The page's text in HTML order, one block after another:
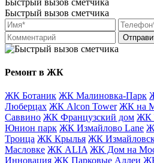
Быстрый вызов сметчика
Ремонт в ЖК
ЖК Ботаник ЖК Малиновка-Парк
Люберцах ЖК Alcon Tower ЖК на
Саввино ЖК Французский дом ЖК
Юнион парк ЖК Измайлово Lane
Троица ЖК Крылья ЖК
Масловке ЖК ALIA ЖК Дом на
Инновация ЖК Парковые Аллеи